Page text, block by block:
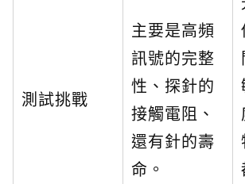
測試挑戰
主要是高頻
訊號的完整
性、探針的
接觸電阻、
還有針的壽
命。